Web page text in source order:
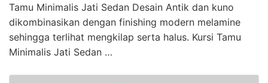
Tamu Minimalis Jati Sedan Desain Antik dan kuno
dikombinasikan dengan finishing modern melamine
sehingga terlihat mengkilap serta halus. Kursi Tamu
Minimalis Jati Sedan …